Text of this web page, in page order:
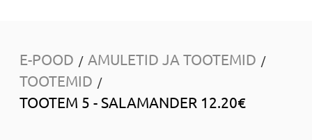
E-POOD / AMULETID JA TOOTEMID /
TOOTEMID /
TOOTEM 5 - SALAMANDER 12.20€